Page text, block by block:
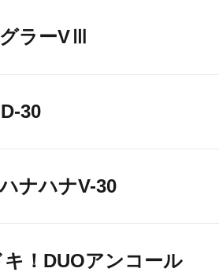
ラーVⅢ
30
ナハナV-30
！DUOアンコール